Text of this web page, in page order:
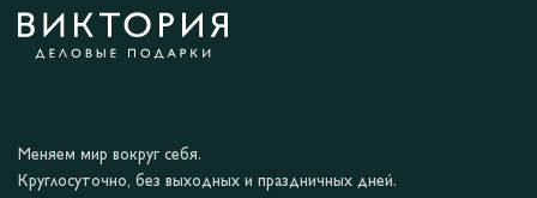
Меняем мир вокруг себя.
Круглосуточно, без выходных и праздничных дней.